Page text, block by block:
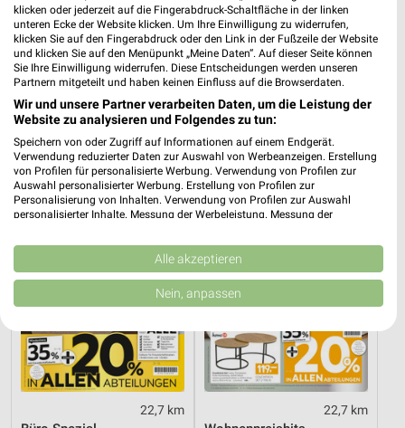
22,7 km
Spezial-Prospekt der Marken
Gültig bis Fr. 21.08.
22,7 km
Angebote ab 08.08.
Gültig bis Fr. 14.08.
XXXLutz
22,7 km
XXXLutz
22,7 km
klicken oder jederzeit auf die Fingerabdruck-Schaltfläche in der linken
unteren Ecke der Website klicken. Um Ihre Einwilligung zu widerrufen,
klicken Sie auf den Fingerabdruck oder den Link in der Fußzeile der Website
und klicken Sie auf den Menüpunkt „Meine Daten“. Auf dieser Seite können
Sie Ihre Einwilligung widerrufen. Diese Entscheidungen werden unseren
Partnern mitgeteilt und haben keinen Einfluss auf die Browserdaten.
Wir und unsere Partner verarbeiten Daten, um die Leistung der
Website zu analysieren und Folgendes zu tun:
Speichern von oder Zugriff auf Informationen auf einem Endgerät.
Verwendung reduzierter Daten zur Auswahl von Werbeanzeigen. Erstellung
von Profilen für personalisierte Werbung. Verwendung von Profilen zur
Auswahl personalisierter Werbung. Erstellung von Profilen zur
Personalisierung von Inhalten. Verwendung von Profilen zur Auswahl
personalisierter Inhalte. Messung der Werbeleistung. Messung der
Kombinationen von Daten aus verschiedenen Quellen. Entwicklung und
Verbesserung der Angebote. Verwendung reduzierter Daten zur Auswahl
von Inhalten.
Daten können außerhalb der Europäischen Union weitergegeben und in die
Website/App.
Partnerliste anzeigen (1 IAB-Anbieter)
Wir nutzen Ihre Daten für folgende Zwecke:
IAB-Verarbeitungszwecke:
Alle akzeptieren
Nein, anpassen